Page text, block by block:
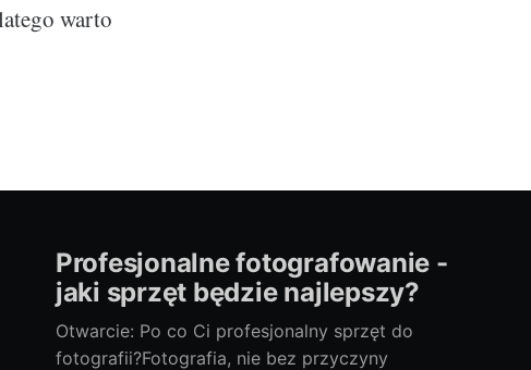
warto
Profesjonalne fotografowanie -
jaki sprzęt będzie najlepszy?
Otwarcie: Po co Ci profesjonalny sprzęt do
fotografii?Fotografia, nie bez przyczyny